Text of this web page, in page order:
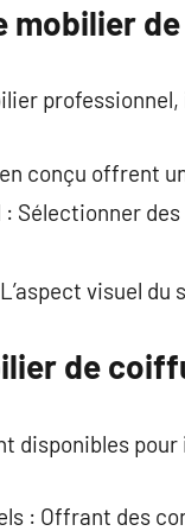
mobilier
conçu offrent
Sélectionner
visuel
de
disponibles
: Offrant des